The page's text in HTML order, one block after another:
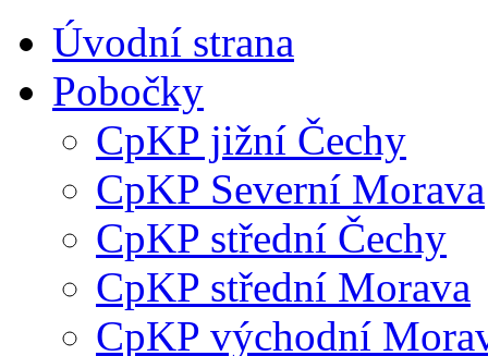
Úvodní strana
Pobočky
CpKP jižní Čechy
CpKP Severní Morava
CpKP střední Čechy
CpKP střední Morava
CpKP východní